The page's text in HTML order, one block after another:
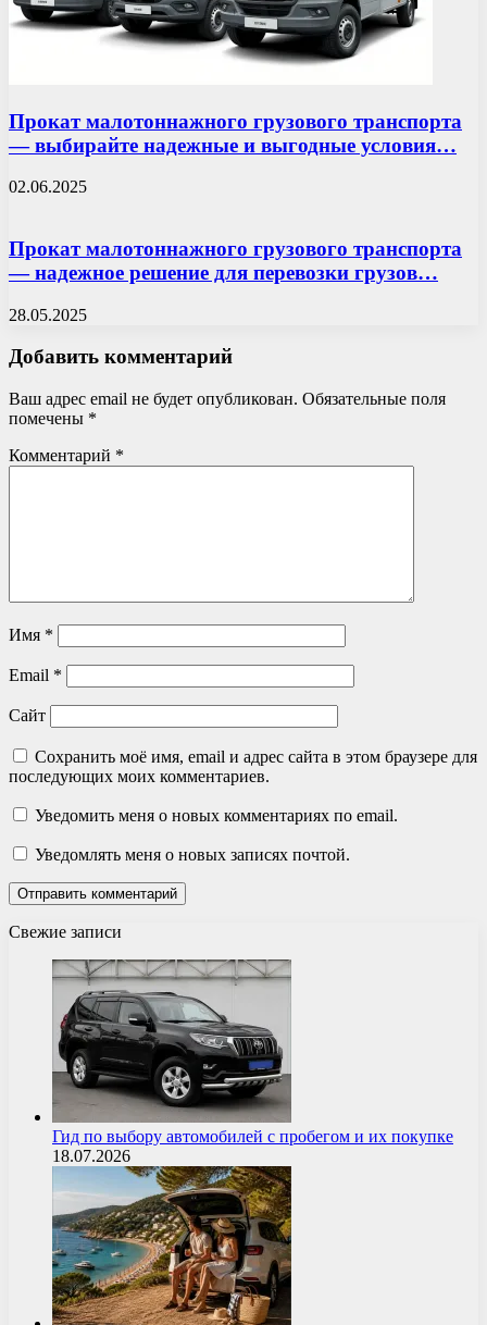
Прокат малотоннажного грузового транспорта
— выбирайте надежные и выгодные условия…
02.06.2025
Прокат малотоннажного грузового транспорта
— надежное решение для перевозки грузов…
28.05.2025
Добавить комментарий
Ваш адрес email не будет опубликован. Обязательные поля
помечены *
Комментарий *
Имя *
Email *
Сайт
Сохранить моё имя, email и адрес сайта в этом браузере для
последующих моих комментариев.
Уведомить меня о новых комментариях по email.
Уведомлять меня о новых записях почтой.
Свежие записи
Гид по выбору автомобилей с пробегом и их покупке
18.07.2026